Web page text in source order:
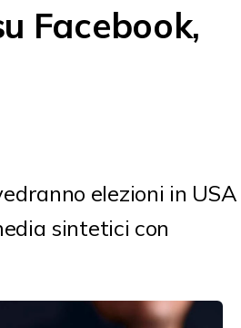
Facebook,
elezioni in USA
sintetici con